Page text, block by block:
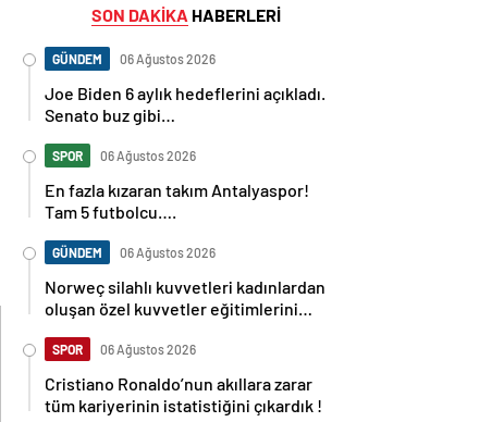
SON DAKİKA HABERLERİ
GÜNDEM 06 Ağustos 2026
Joe Biden 6 aylık hedeflerini açıkladı.
Senato buz gibi…
SPOR 06 Ağustos 2026
En fazla kızaran takım Antalyaspor!
Tam 5 futbolcu….
GÜNDEM 06 Ağustos 2026
Norweç silahlı kuvvetleri kadınlardan
oluşan özel kuvvetler eğitimlerini
SPOR 06 Ağustos 2026
Cristiano Ronaldo’nun akıllara zarar
tüm kariyerinin istatistiğini çıkardık !